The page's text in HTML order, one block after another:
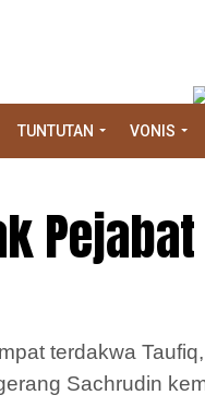
TUNTUTAN VONIS
terdakwa
Sachrudin